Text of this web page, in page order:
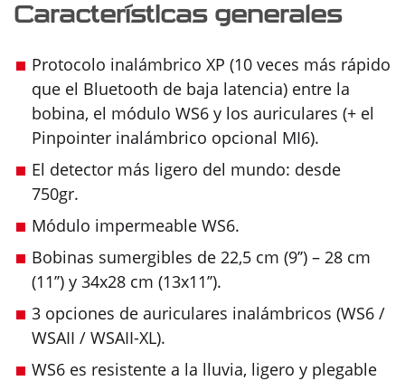
Características generales
Protocolo inalámbrico XP (10 veces más rápido
que el Bluetooth de baja latencia) entre la
bobina, el módulo WS6 y los auriculares (+ el
Pinpointer inalámbrico opcional MI6).
El detector más ligero del mundo: desde
750gr.
Módulo impermeable WS6.
Bobinas sumergibles de 22,5 cm (9’’) – 28 cm
(11’’) y 34x28 cm (13x11’’).
3 opciones de auriculares inalámbricos (WS6 /
WSAII / WSAII-XL).
WS6 es resistente a la lluvia, ligero y plegable